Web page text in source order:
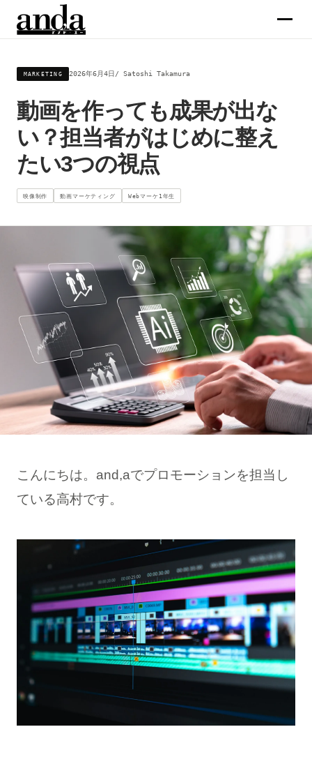
サービス
コラム
メンバー
お問合せ →
MARKETING 2026年6月4日 Satoshi Takamura
動画を作っても成果が出な
い？担当者がはじめに整え
たい3つの視点
映像制作 動画マーケティング Webマーケ1年生
こんにちは。and,aでプロモーションを担当し
ている高村です。